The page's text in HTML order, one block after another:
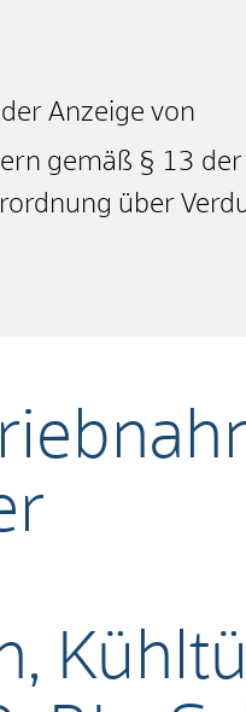
Anzeige von
gemäß § 13
über